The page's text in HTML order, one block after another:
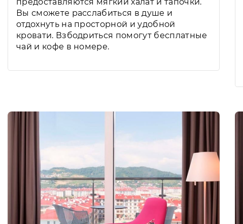
предоставляются мягкий халат и тапочки.
Вы сможете расслабиться в душе и
отдохнуть на просторной и удобной
кровати. Взбодриться помогут бесплатные
чай и кофе в номере.